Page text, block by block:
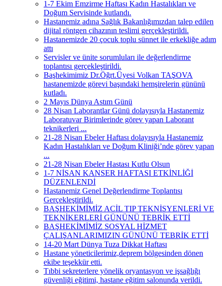
1-7 Ekim Emzirme Haftası Kadın Hastalıkları ve
Doğum Servisinde kutlandı.
Hastanemiz adına Sağlık Bakanlığımızdan talep edilen
dijital röntgen cihazının teslimi gerçekleştirildi.
Hastanemizde 20 çocuk toplu sünnet ile erkekliğe adım
attı
Servisler ve ünite sorumluları ile değerlendirme
toplantısı gerçekleştirildi.
Başhekimimiz Dr.Öğrt.Üyesi Volkan TAŞOVA
hastanemizde görevi başındaki hemşirelerin gününü
kutladı.
2 Mayıs Dünya Astım Günü
28 Nisan Laborantlar Günü dolayısıyla Hastanemiz
Laboratuvar Birimlerinde görev yapan Laborant
teknikerleri ...
21-28 Nisan Ebeler Haftası dolayısıyla Hastanemiz
Kadın Hastalıkları ve Doğum Kliniği’nde görev yapan
...
21-28 Nisan Ebeler Hastası Kutlu Olsun
1-7 NİSAN KANSER HAFTASI ETKİNLİĞİ
DÜZENLENDİ
Hastanemiz Genel Değerlendirme Toplantısı
Gerçekleştirildi.
BAŞHEKİMİMİZ ACİL TIP TEKNİSYENLERİ VE
TEKNİKERLERİ GÜNÜNÜ TEBRİK ETTİ
BAŞHEKİMİMİZ SOSYAL HİZMET
ÇALIŞANLARIMIZIN GÜNÜNÜ TEBRİK ETTİ
14-20 Mart Dünya Tuza Dikkat Haftası
Hastane yöneticilerimiz,deprem bölgesinden dönen
ekibe teşekkür etti.
Tıbbi sekreterlere yönelik oryantasyon ve işsağlığı
güvenliği eğitimi, hastane eğitim salonunda verildi.